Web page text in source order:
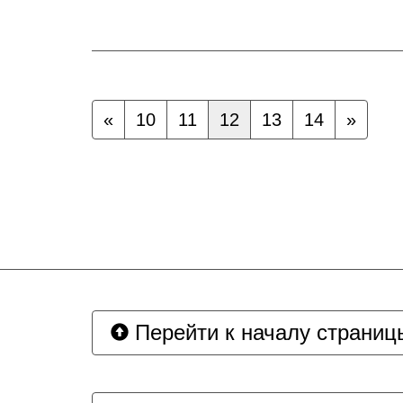
« 10 11 12 13 14 »
Перейти к началу